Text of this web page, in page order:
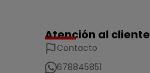
Atención al cliente
Contacto
678845851